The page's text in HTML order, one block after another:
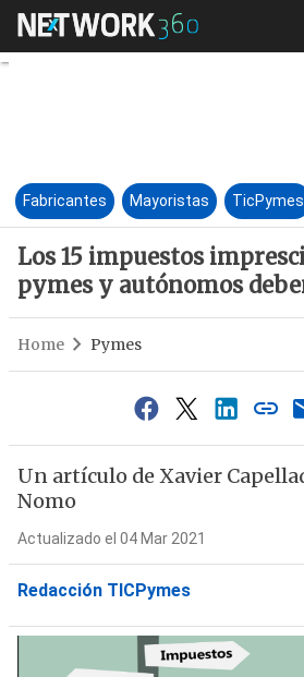
Los 15
Fabricantes Mayoristas TicPymes
Los 15 impuestos
pymes y autónomos
Home Pymes
Un artículo de Xavier
Nomo
Actualizado el 04 Mar 2021
Redacción TICPymes